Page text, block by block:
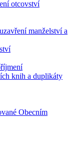
otcovství
manželství a
knih a duplikáty
Obecním